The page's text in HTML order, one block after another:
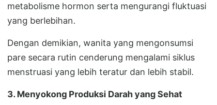
metabolisme hormon serta mengurangi fluktuasi
yang berlebihan.
Dengan demikian, wanita yang mengonsumsi
pare secara rutin cenderung mengalami siklus
menstruasi yang lebih teratur dan lebih stabil.
3. Menyokong Produksi Darah yang Sehat